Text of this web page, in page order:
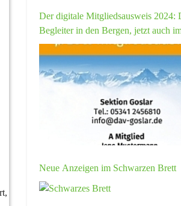
Der digitale Mitgliedsausweis 2024:
Begleiter in den Bergen, jetzt auch
Neue Anzeigen im Schwarzen Brett